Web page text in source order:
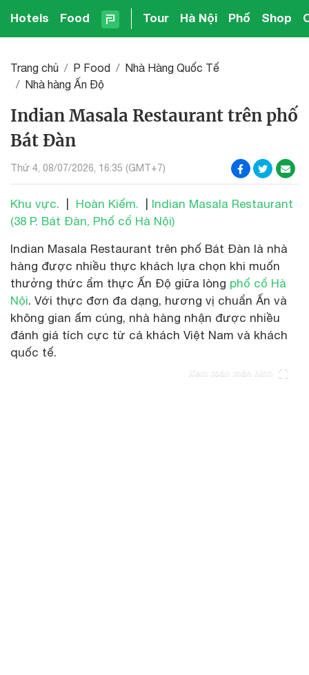
Hotels Food Tour Hà Nội Phố Shop
Trang chủ P Food
Nhà Hàng Quốc Tế
Nhà hàng Ấn Độ
Indian Masala Restaurant trên phố
Bát Đàn
Thứ 4, 08/07/2026, 16:35 (GMT+7)
Khu vực. Hoàn Kiếm.
Indian Masala Restaurant
(38 P. Bát Đàn, Phố cổ Hà Nội)
Indian Masala Restaurant trên phố Bát Đàn là nhà
hàng được nhiều thực khách lựa chọn khi muốn
thưởng thức ẩm thực Ấn Độ giữa lòng phố cổ Hà
Nội. Với thực đơn đa dạng, hương vị chuẩn Ấn và
không gian ấm cúng, nhà hàng nhận được nhiều
đánh giá tích cực từ cả khách Việt Nam và khách
quốc tế.
Xem toàn màn hình